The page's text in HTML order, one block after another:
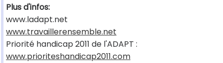
Plus d'infos:
www.ladapt.net
www.travaillerensemble.net
Priorité handicap 2011 de l'ADAPT :
www.prioriteshandicap2011.com